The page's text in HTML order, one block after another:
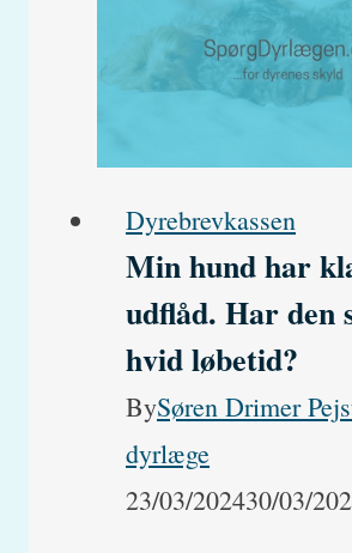
blod
i
Dyrebrevkassen
Min hund har
udflåd. Har den
hvid løbetid?
BySøren Drimer
dyrlæge
23/03/202430/03/